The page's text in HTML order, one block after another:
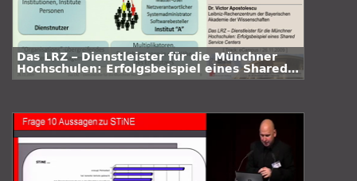
Das LRZ – Dienstleister für die Münchner
Hochschulen: Erfolgsbeispiel eines Shared
Service Centers